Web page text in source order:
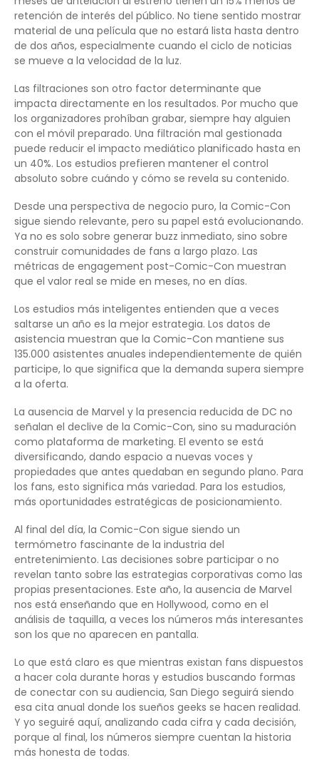
retención de interés del público. No tiene sentido mostrar
material de una película que no estará lista hasta dentro
de dos años, especialmente cuando el ciclo de noticias
se mueve a la velocidad de la luz.
Las filtraciones son otro factor determinante que
impacta directamente en los resultados. Por mucho que
los organizadores prohíban grabar, siempre hay alguien
con el móvil preparado. Una filtración mal gestionada
puede reducir el impacto mediático planificado hasta en
un 40%. Los estudios prefieren mantener el control
absoluto sobre cuándo y cómo se revela su contenido.
Desde una perspectiva de negocio puro, la Comic-Con
sigue siendo relevante, pero su papel está evolucionando.
Ya no es solo sobre generar buzz inmediato, sino sobre
construir comunidades de fans a largo plazo. Las
métricas de engagement post-Comic-Con muestran
que el valor real se mide en meses, no en días.
Los estudios más inteligentes entienden que a veces
saltarse un año es la mejor estrategia. Los datos de
asistencia muestran que la Comic-Con mantiene sus
135.000 asistentes anuales independientemente de quién
participe, lo que significa que la demanda supera siempre
a la oferta.
La ausencia de Marvel y la presencia reducida de DC no
señalan el declive de la Comic-Con, sino su maduración
como plataforma de marketing. El evento se está
diversificando, dando espacio a nuevas voces y
propiedades que antes quedaban en segundo plano. Para
los fans, esto significa más variedad. Para los estudios,
más oportunidades estratégicas de posicionamiento.
Al final del día, la Comic-Con sigue siendo un
termómetro fascinante de la industria del
entretenimiento. Las decisiones sobre participar o no
revelan tanto sobre las estrategias corporativas como las
propias presentaciones. Este año, la ausencia de Marvel
nos está enseñando que en Hollywood, como en el
análisis de taquilla, a veces los números más interesantes
son los que no aparecen en pantalla.
Lo que está claro es que mientras existan fans dispuestos
a hacer cola durante horas y estudios buscando formas
de conectar con su audiencia, San Diego seguirá siendo
esa cita anual donde los sueños geeks se hacen realidad.
Y yo seguiré aquí, analizando cada cifra y cada decisión,
porque al final, los números siempre cuentan la historia
más honesta de todas.